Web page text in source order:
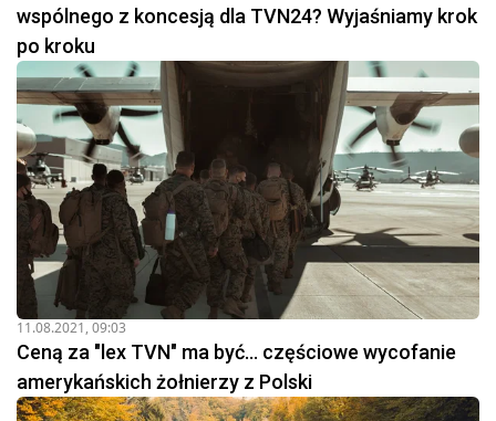
wspólnego z koncesją dla TVN24? Wyjaśniamy krok
po kroku
11.08.2021, 09:03
Ceną za "lex TVN" ma być... częściowe wycofanie
amerykańskich żołnierzy z Polski